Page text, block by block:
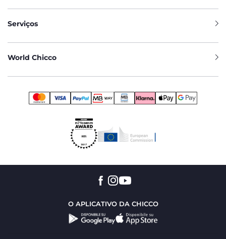
Serviços
World Chicco
O APLICATIVO DA CHICCO